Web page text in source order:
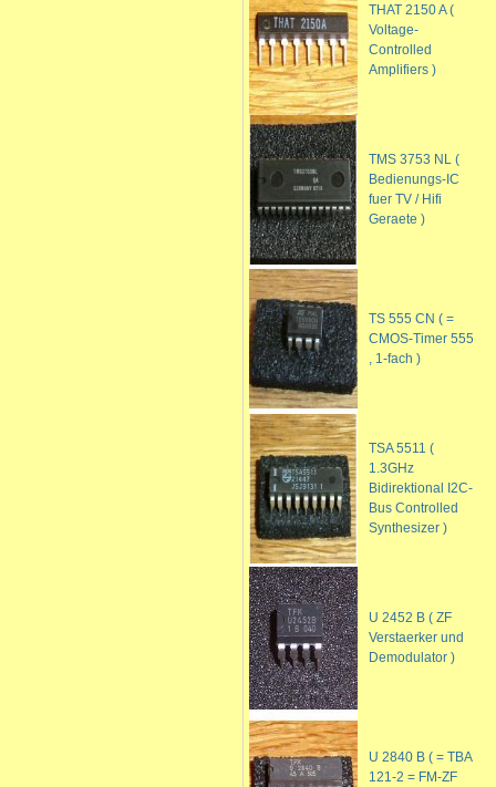
THAT 2150 A (
Voltage-
Controlled
Amplifiers )
TMS 3753 NL (
Bedienungs-IC
fuer TV / Hifi
Geraete )
TS 555 CN ( =
CMOS-Timer 555
, 1-fach )
TSA 5511 (
1.3GHz
Bidirektional I2C-
Bus Controlled
Synthesizer )
U 2452 B ( ZF
Verstaerker und
Demodulator )
U 2840 B ( = TBA
121-2 = FM-ZF